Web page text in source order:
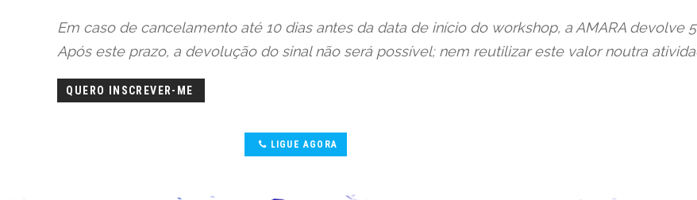
Em caso de cancelamento até 10 dias antes da data de início do workshop, a AMARA devolve
Após este prazo, a devolução do sinal não será possível; nem reutilizar este valor noutra
QUERO INSCREVER-ME
LIGUE AGORA